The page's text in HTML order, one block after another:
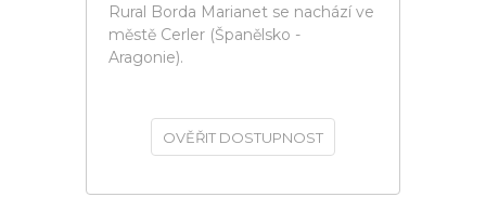
Rural Borda Marianet se nachází ve
městě Cerler (Španělsko -
Aragonie).
OVĚŘIT DOSTUPNOST